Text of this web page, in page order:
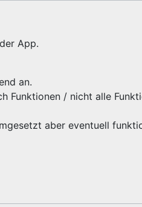
App.
an.
Funktionen / nicht alle
aber eventuell